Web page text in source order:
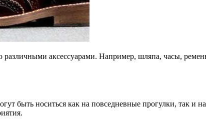
аксессуарами. Например, шляпа, часы,
быть носиться как на повседневные прогулки, так и